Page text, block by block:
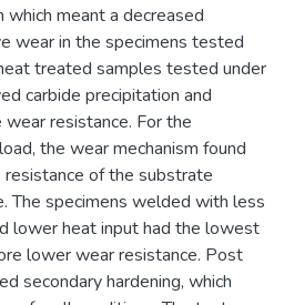
meant a decreased
wear in the specimens tested
treated samples tested under
carbide precipitation and
resistance. For the
the wear mechanism found
of the substrate
The specimens welded with less
lower heat input had the lowest
lower wear resistance. Post
secondary hardening, which